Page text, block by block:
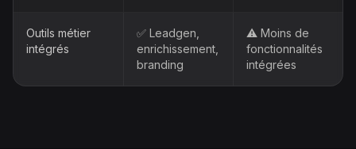
Outils métier
intégrés
✅ Leadgen,
enrichissement,
branding
⚠️ Moins de
fonctionnalités
intégrées